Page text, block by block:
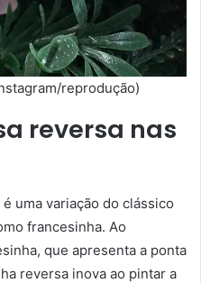
reprodução)
reversa nas
uma variação do clássico
francesinha. Ao
que apresenta a ponta
reversa inova ao pintar a